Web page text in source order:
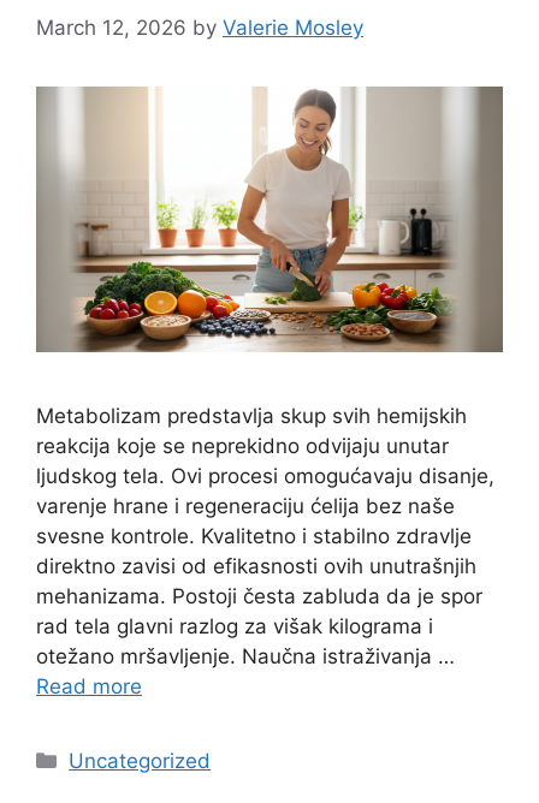
March 12, 2026 by Valerie Mosley
Metabolizam predstavlja skup svih hemijskih
reakcija koje se neprekidno odvijaju unutar
ljudskog tela. Ovi procesi omogućavaju disanje,
varenje hrane i regeneraciju ćelija bez naše
svesne kontrole. Kvalitetno i stabilno zdravlje
direktno zavisi od efikasnosti ovih unutrašnjih
mehanizama. Postoji česta zabluda da je spor
rad tela glavni razlog za višak kilograma i
otežano mršavljenje. Naučna istraživanja …
Read more
Categories
Uncategorized